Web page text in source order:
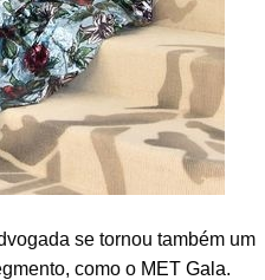
se tornou também um
como o MET Gala.